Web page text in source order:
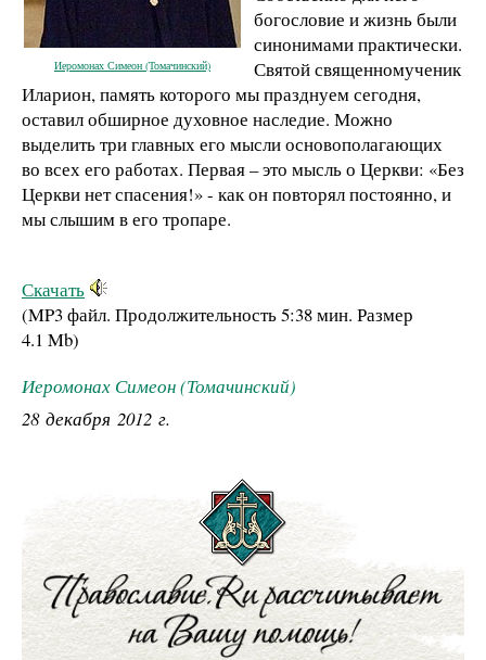
Иеромонах Симеон (Томачинский)
богословие и жизнь были
синонимами практически.
Святой священномученик
Иларион, память которого мы празднуем сегодня,
оставил обширное духовное наследие. Можно
выделить три главных его мысли основополагающих
во всех его работах. Первая – это мысль о Церкви: «Без
Церкви нет спасения!» - как он повторял постоянно, и
мы слышим в его тропаре.
Скачать
(MP3 файл. Продолжительность5:38 мин. Размер
4.1 Mb)
Иеромонах Симеон (Томачинский)
28 декабря 2012 г.